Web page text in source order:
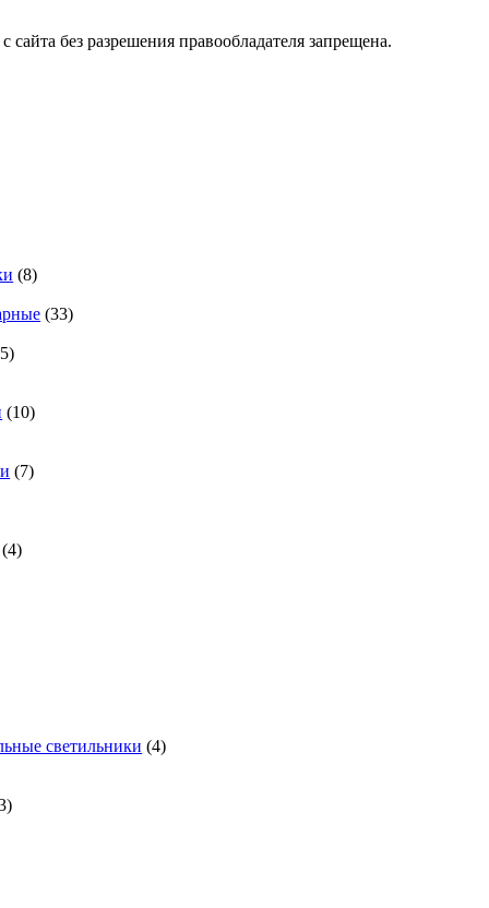
без разрешения правообладателя запрещена.
(8)
(33)
(10)
(7)
(4)
светильники (4)